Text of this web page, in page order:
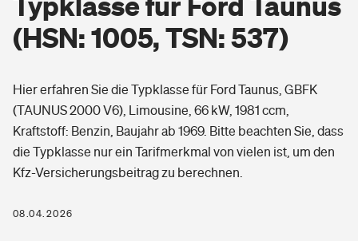
Berufsunfähigkeitsversicherung
Erwerbsunfähigkeitsversicherung
Grundfähigkeitsversicherung
Arbeitsrechtsschutz
Berufshaftpflichtversicherung
Zur Übersicht
Wohnen
Elementarversicherung
Freizeit
Pri­vate Haft­pflicht­
Gesundheit
Private Krankenversicherung
(HSN: 1005, TSN: 537)
Hier erfahren Sie die Typklasse für Ford Taunus, GBFK
(TAUNUS 2000 V6), Limousine, 66 kW, 1981 ccm,
Kraftstoff: Benzin, Baujahr ab 1969. Bitte beachten Sie, dass
die Typklasse nur ein Tarifmerkmal von vielen ist, um den
Kfz-Versicherungsbeitrag zu berechnen.
08.04.2026